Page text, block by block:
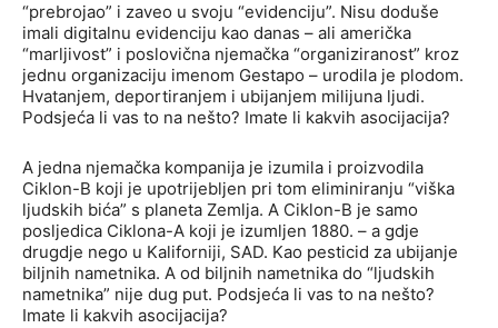
“prebrojao” i zaveo u svoju “evidenciju”. Nisu doduše
imali digitalnu evidenciju kao danas – ali američka
“marljivost” i poslovična njemačka “organiziranost” kroz
jednu organizaciju imenom Gestapo – urodila je plodom.
Hvatanjem, deportiranjem i ubijanjem milijuna ljudi.
Podsjeća li vas to na nešto? Imate li kakvih asocijacija?
A jedna njemačka kompanija je izumila i proizvodila
Ciklon-B koji je upotrijebljen pri tom eliminiranju “viška
ljudskih bića” s planeta Zemlja. A Ciklon-B je samo
posljedica Ciklona-A koji je izumljen 1880. – a gdje
drugdje nego u Kaliforniji, SAD. Kao pesticid za ubijanje
biljnih nametnika. A od biljnih nametnika do “ljudskih
nametnika” nije dug put. Podsjeća li vas to na nešto?
Imate li kakvih asocijacija?